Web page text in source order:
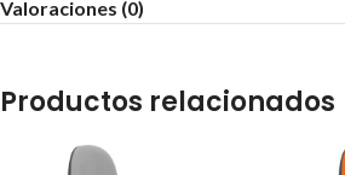
Valoraciones (0)
Productos relacionados